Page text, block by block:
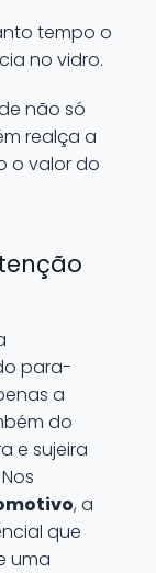
tempo o
no vidro.
não só
realça a
o valor do
para-
a
do
e sujeira
, a
que
uma